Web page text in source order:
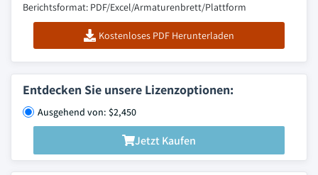
Berichtsformat: PDF/Excel/Armaturenbrett/Plattform
Kostenloses PDF Herunterladen
Entdecken Sie unsere Lizenzoptionen:
Ausgehend von: $2,450
Jetzt Kaufen